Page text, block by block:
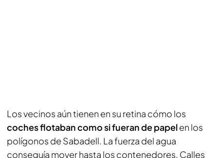
Los vecinos aún tienen en su retina cómo los
coches flotaban como si fueran de papelen los
polígonos de Sabadell. La fuerza del agua
conseguía mover hasta los contenedores. Calles